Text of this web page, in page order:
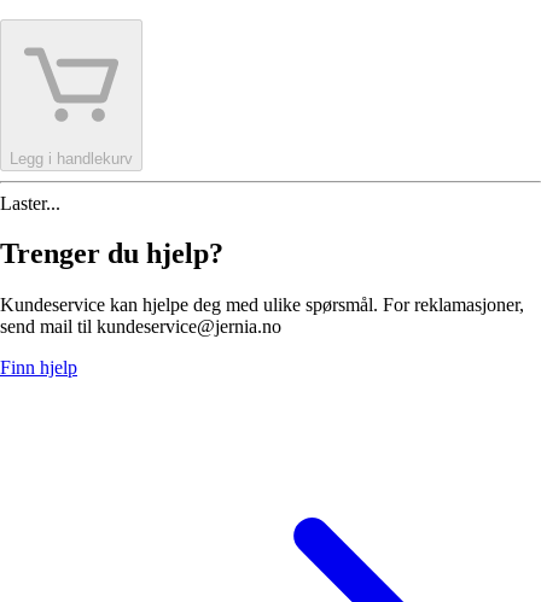
Legg i handlekurv
Laster...
Trenger du hjelp?
Kundeservice kan hjelpe deg med ulike spørsmål. For reklamasjoner,
send mail til kundeservice@jernia.no
Finn hjelp